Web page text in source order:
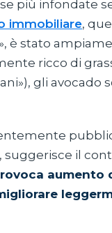
più infondate
immobiliare,
è stato
ricco di
gli avocado
, suggerisce il
aumento